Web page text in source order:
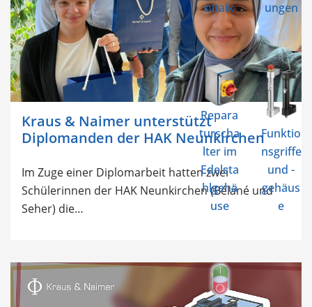
oltaik
ungen
Repara
turscha
lter im
Edelsta
hlgehä
use
Funktio
nsgriffe
und -
gehäus
e
Kraus & Naimer unterstützt
Diplomanden der HAK Neunkirchen
Im Zuge einer Diplomarbeit hatten zwei
Schülerinnen der HAK Neunkirchen (Béláné und
Seher) die…